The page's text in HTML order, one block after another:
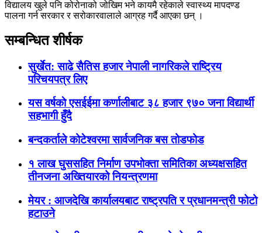
विद्यालय खुले पनि कोरोनाको जोखिम भने कायमै रहेकाले स्वास्थ्य मापदण्ड
पालना गर्न सरकार र सरोकारवालाले आग्रह गर्दै आएका छन् ।
सम्बन्धित शीर्षक
सुर्खेत: साढे सैतिस हजार नेपाली नागरिकले राष्ट्रिय
परिचयपत्र लिए
यस वर्षकाे एसईईमा कर्णालीबाट ३८ हजार ९७० जना विद्यार्थी
सहभागी हुँदै
बन्दकर्ताले कोटेश्वरमा सार्वजनिक बस तोडफोड
१ लाख घुससहित निर्माण उपभोक्ता समितिका अध्यक्षसहित
तीनजना अख्तियारको नियन्त्रणमा
मेयर : आजदेखि कार्यालयबाट राष्ट्रपति र प्रधानमन्त्री फोटो
हटाउने